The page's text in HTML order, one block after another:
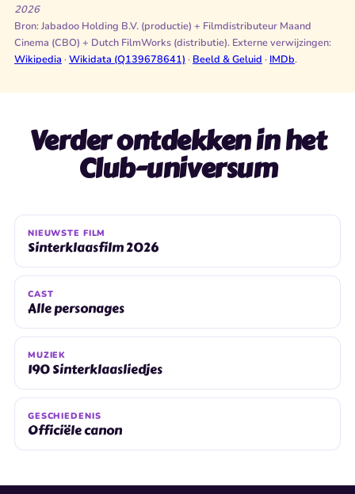
2026
Bron: Jabadoo Holding B.V. (productie) + Filmdistributeur Maand
Cinema (CBO) + Dutch FilmWorks (distributie). Externe verwijzingen:
Wikipedia ·Wikidata (Q139678641) · Beeld & Geluid · IMDb.
Verder ontdekken in het
Club-universum
NIEUWSTE FILM
Sinterklaasfilm 2026
CAST
Alle personages
MUZIEK
190 Sinterklaasliedjes
GESCHIEDENIS
Officiële canon